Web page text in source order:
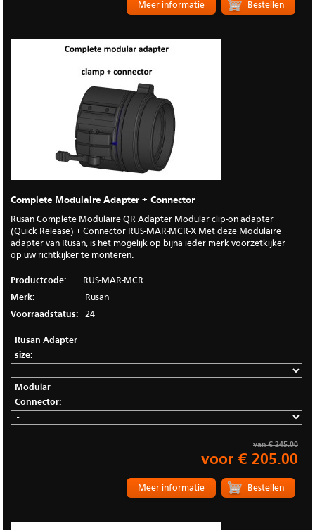
Meer informatie
Complete Modulaire Adapter + Connector
Rusan Complete Modulaire QR Adapter Modular clip-on adapter
(Quick Release) + Connector RUS-MAR-MCR-X Met deze Modulaire
adapter van Rusan, is het mogelijk op bijna ieder merk voorzetkijker
op uw richtkijker te monteren.
Productcode:
RUS-MAR-MCR
Merk:
Rusan
Voorraadstatus:
24
Rusan Adapter
size:
Modular
Connector:
van € 245.00
voor € 205.00
Meer informatie